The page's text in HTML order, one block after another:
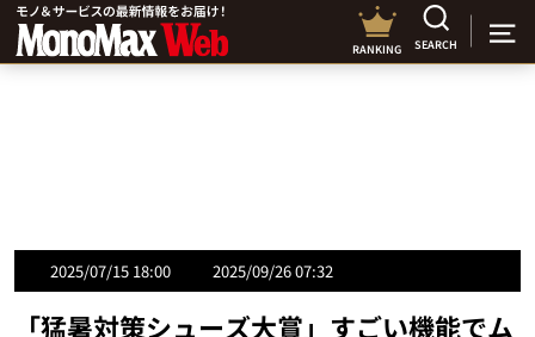
RANKING SEARCH
2025/07/15 18:00 2025/09/26 07:32
「猛暑対策シューズ大賞」すごい機能でム